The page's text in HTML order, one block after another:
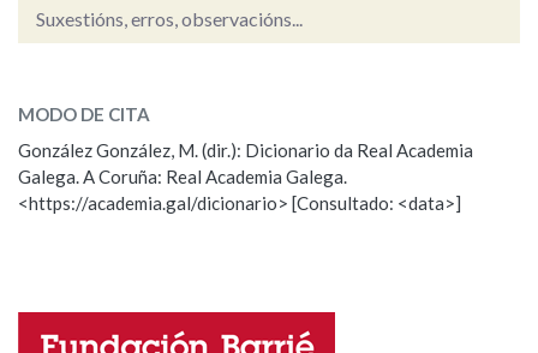
OUTRAS OPCIÓNS DE BUSCA
Marcas gramaticais
Suxestións, erros, observacións...
ESCOLLE UNHA OPCIÓN:
Observación Hai un erro na palabra
Propoño mellorar a definición
Nome
MODO DE CITA
González González, M. (dir.): Dicionario da Real Academia
Galega. A Coruña: Real Academia Galega.
<https://academia.gal/dicionario> [Consultado: <data>]